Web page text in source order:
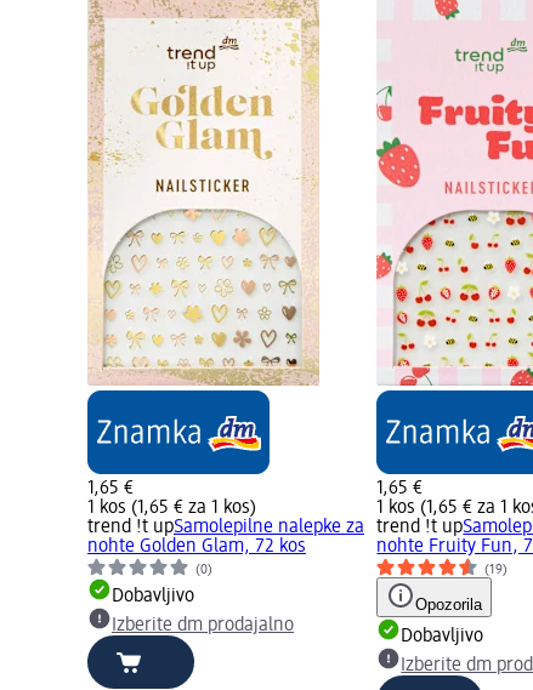
1,65 €
1 kos (1,65 € za 1 kos)
trend !t upSamolepilne nalepke za
nohte Golden Glam, 72 kos
(0)
Dobavljivo
Izberite dm prodajalno
1,65 €
1 kos (1,65 € za 1
trend !t up
nohte Fruity Fun,
(19)
Opozorila
Dobavljivo
Izberite dm